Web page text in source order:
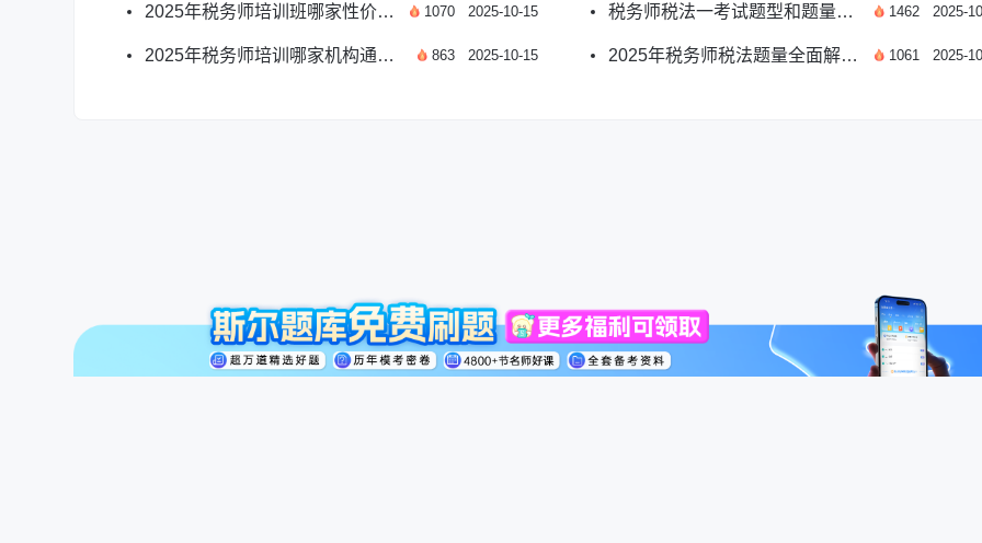
2025年税务师培训班哪家性价比最高？ 1070 2025-10-15
2025年税务师培训哪家机构通过率最高？ 863 2025-10-15
税务师税法一考试题型和题量详解 1462 2025-
2025年税务师税法题量全面解析与备考指南 1061 2025-